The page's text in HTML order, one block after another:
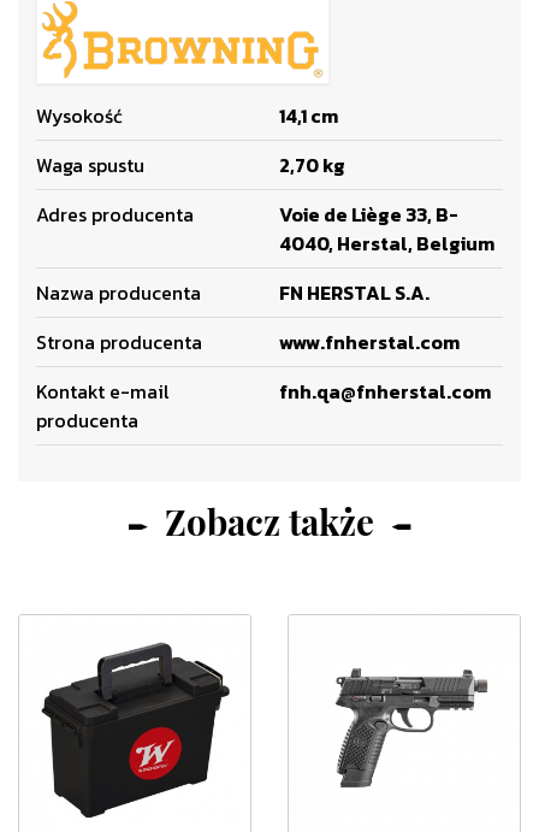
Wysokość
14,1 cm
Waga spustu
2,70 kg
Adres producenta
Voie de Liège 33, B-
4040, Herstal, Belgium
Nazwa producenta
FN HERSTAL S.A.
Strona producenta
www.fnherstal.com
Kontakt e-mail
producenta
fnh.qa@fnherstal.com
Zobacz także